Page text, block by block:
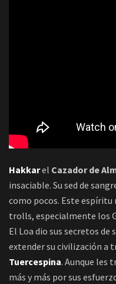
Hakkarel Cazador de
insaciable. Su sed de
como pocos. Este
trolls, especialmente los
El Loa dio sus secretos de
extender su civilización a
Tuercespina. Aunque les
más y más por sus